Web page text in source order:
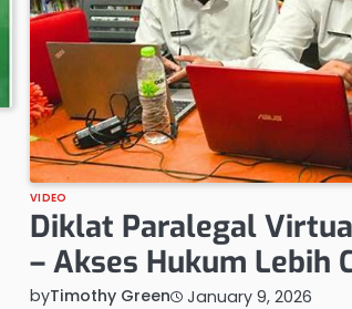
VIDEO
Diklat Paralegal
– Akses Hukum Lebih
byTimothy Green January 9, 2026